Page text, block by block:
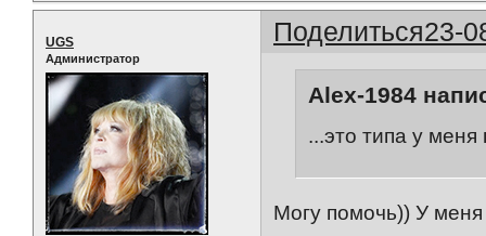
Поделиться23-
UGS
Администратор
Alex-1984
...это типа у меня
Могу помочь)) У